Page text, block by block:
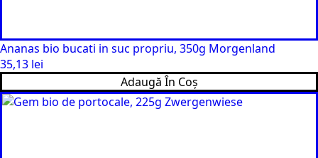
Ananas bio bucati in suc propriu, 350g Morgenland
35,13 lei
Adaugă În Coș